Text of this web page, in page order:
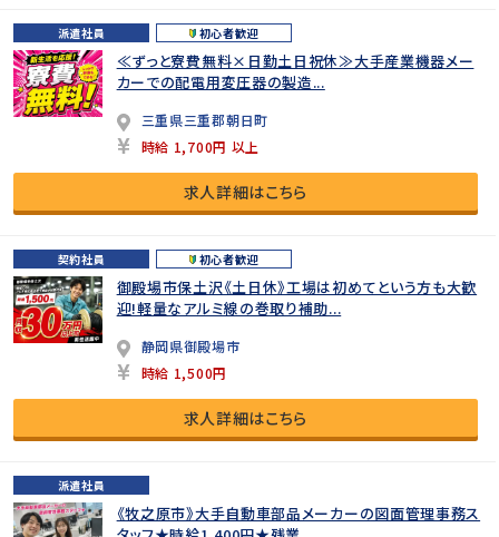
派遣社員 初心者歓迎
≪ずっと寮費無料×日勤土日祝休≫大手産業機器メー
カーでの配電用変圧器の製造...
三重県三重郡朝日町
時給 1,700円 以上
求人詳細はこちら
契約社員 初心者歓迎
御殿場市保土沢《土日休》工場は初めてという方も大歓
迎!軽量なアルミ線の巻取り補助...
静岡県御殿場市
時給 1,500円
求人詳細はこちら
派遣社員
《牧之原市》大手自動車部品メーカーの図面管理事務ス